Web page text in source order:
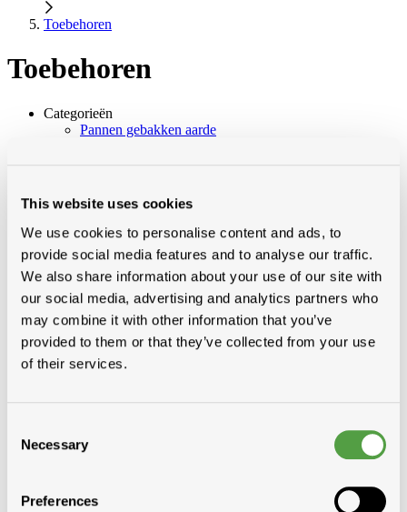
This website uses cookies
We use cookies to personalise content and ads, to
provide social media features and to analyse our traffic.
We also share information about your use of our site with
our social media, advertising and analytics partners who
may combine it with other information that you’ve
provided to them or that they’ve collected from your use
of their services.
Selection
Necessary
Preferences
Toebehoren
Toebehoren
Categorieën
Pannen gebakken aarde
Dakvensters, koepels en lichtdoorlaten elem
Natuurleien
Metaalplaten
Ecopanelen 33.250
Sandwichpanelen 45.333
Dakpan- en Permapanplaten
Profielplaten
Lichtstraten
Toebehoren Eco + sandwich + profielplaten
Metaalplaten
Sheetah Klikfels
Maatwerk (ontw)
Onderdak
Pannen beton